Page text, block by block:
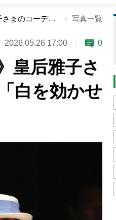
《”明るい色”を着こなすコツ》皇后雅子さまのコーデに見るポイントは「白を効かせる」「スカート丈は長めに」 写真一覧
2026.05.26 17:00 0
皇后雅子さ
白を効かせ